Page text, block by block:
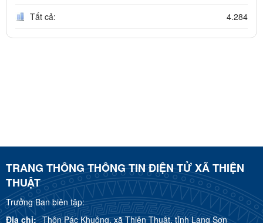
Tất cả: 4.284
TRANG THÔNG THÔNG TIN ĐIỆN TỬ XÃ THIỆN
THUẬT
Trưởng Ban biên tập:
Địa chỉ: Thôn Pác Khuông, xã Thiện Thuật, tỉnh Lạng Sơn